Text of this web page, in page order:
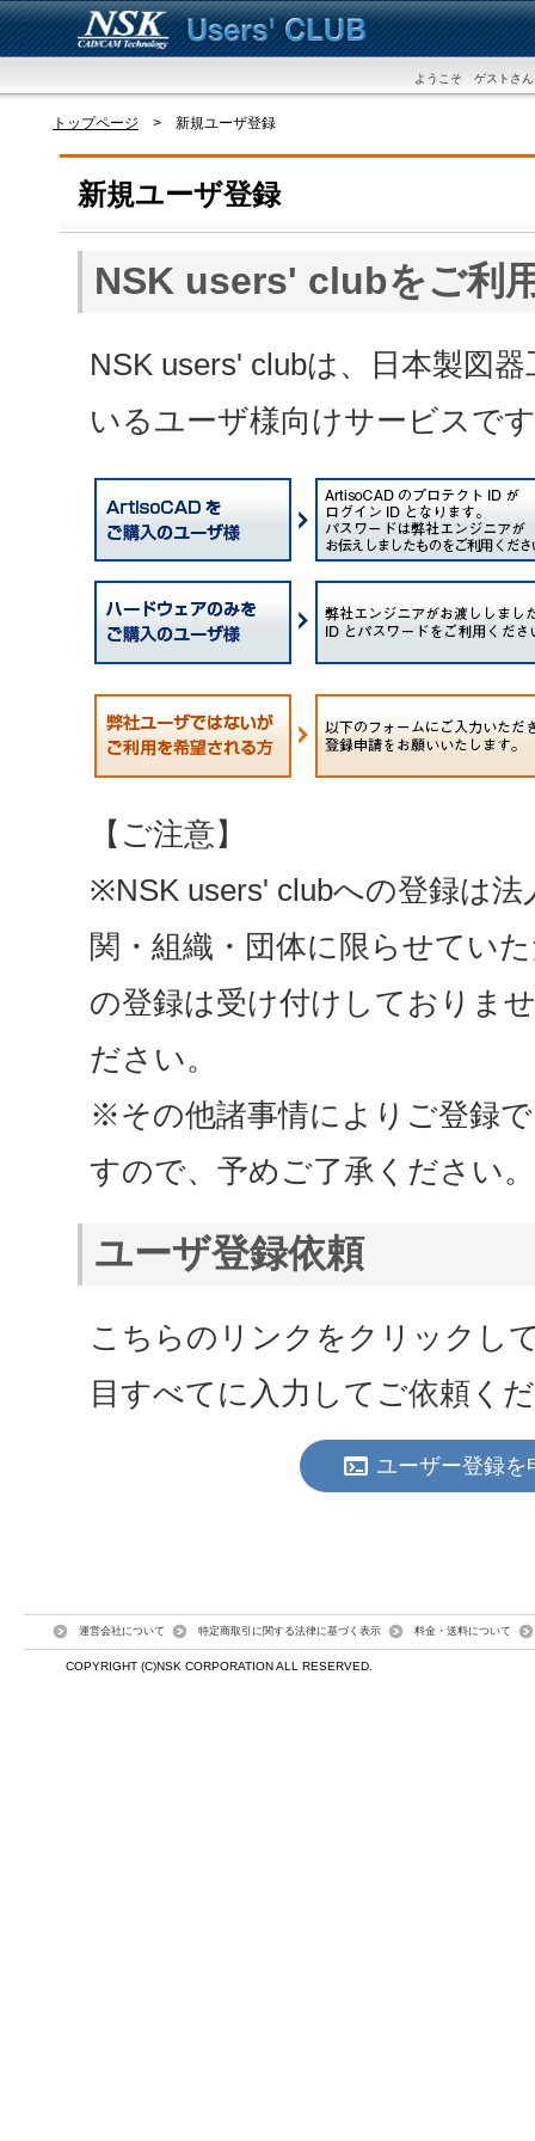
ようこそ ゲストさ
トップページ > 新規ユーザ登録
新規ユーザ登録
NSK users' clubをご利
NSK users' clubは、日本製図
いるユーザ様向けサービスで
【ご注意】
※NSK users' clubへの登録は
関・組織・団体に限らせてい
の登録は受け付けしておりま
ださい。
※その他諸事情によりご登録
すので、予めご了承ください。
ユーザ登録依頼
こちらのリンクをクリックし
目すべてに入力してご依頼く
terminal ユーザー登録を
運営会社について 特定商取引に関する法律に基づく表示 料金・送料について
COPYRIGHT (C)NSK CORPORATION ALL RESERVED.